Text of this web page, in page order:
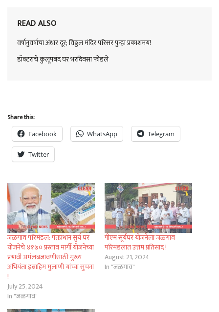
READ ALSO
वर्षानुवर्षांचा अंधार दूर; विठ्ठल मंदिर परिसर पुन्हा प्रकाशमय!
डॉक्टराचे कुलूपबंद घर भरदिवसा फोडले
Share this:
Facebook WhatsApp Telegram
Twitter
जळगाव परिमंडल: पंतप्रधान सुर्य घर
योजनेचे ४१७० प्रस्ताव मार्गी योजनेच्या
प्रभावी अमंलबजावणीसाठी मुख्य
अभियंता इब्राहिम मुलाणी यांच्या सुचना
!
July 25, 2024
In "जळगाव"
पीएम सूर्यघर योजनेला जळगाव
परिमंडलात उत्तम प्रतिसाद !
August 21, 2024
In "जळगाव"